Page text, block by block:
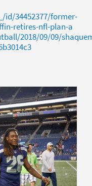
34452377/former-
retires-nfl-plan-a
2018/09/09/